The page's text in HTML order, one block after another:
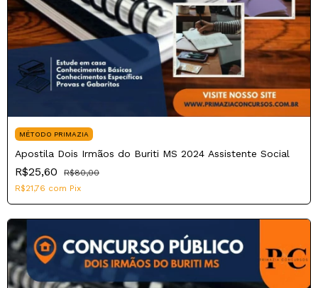
MÉTODO PRIMAZIA
Apostila Dois Irmãos do Buriti MS 2024 Assistente Social
R$25,60
R$80,00
R$21,76 com Pix